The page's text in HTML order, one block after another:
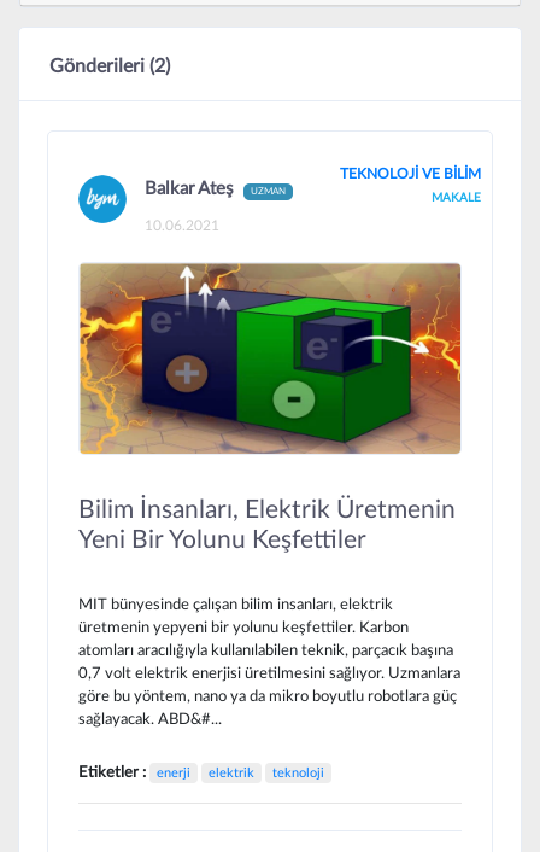
Gönderileri (2)
Balkar Ateş UZMAN
10.06.2021
TEKNOLOJİ VE BİLİM
MAKALE
Bilim İnsanları, Elektrik Üretmenin
Yeni Bir Yolunu Keşfettiler
MIT bünyesinde çalışan bilim insanları, elektrik
üretmenin yepyeni bir yolunu keşfettiler. Karbon
atomları aracılığıyla kullanılabilen teknik, parçacık başına
0,7 volt elektrik enerjisi üretilmesini sağlıyor. Uzmanlara
göre bu yöntem, nano ya da mikro boyutlu robotlara güç
sağlayacak. ABD&#...
Etiketler : enerji elektrik teknoloji